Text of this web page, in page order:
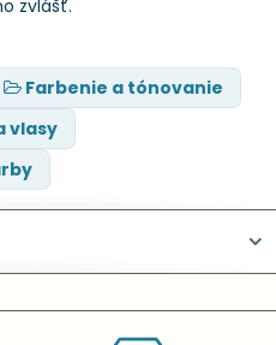
zvlášť.
Farbenie a tónovanie
vlasy